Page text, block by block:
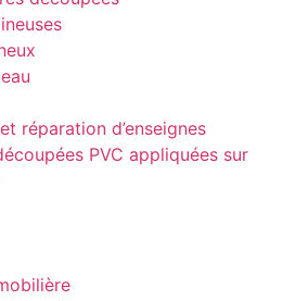
réparation d’enseignes